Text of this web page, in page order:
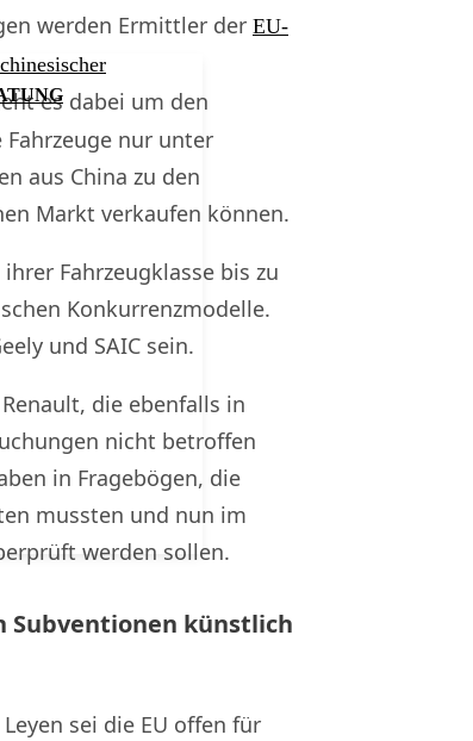
werden Ermittler der EU-
es dabei um den
nur unter
aus China zu den
Markt verkaufen können.
Fahrzeugklasse bis zu
Konkurrenzmodelle.
und SAIC sein.
die ebenfalls in
nicht betroffen
in Fragebögen, die
mussten und nun im
werden sollen.
Subventionen künstlich
sei die EU offen für